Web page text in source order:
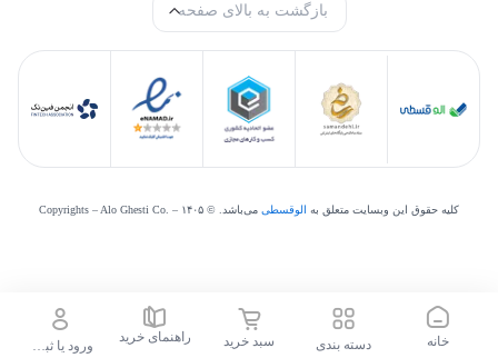
بازگشت به بالای صفحه
کلیه حقوق این وبسایت متعلق به الوقسطی می‌‌باشد. © Copyrights – Alo Ghesti Co. – ۱۴۰۵
خانه دسته بندی سبد خرید راهنمای خرید
ورود یا ثبت نام